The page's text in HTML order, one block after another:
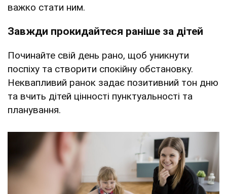
важко стати ним.
Завжди прокидайтеся раніше за дітей
Починайте свій день рано, щоб уникнути
поспіху та створити спокійну обстановку.
Неквапливий ранок задає позитивний тон дню
та вчить дітей цінності пунктуальності та
планування.